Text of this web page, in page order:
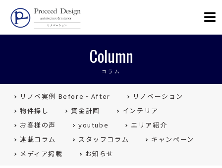
リノベーションを福岡で。
Column
コラム
リノベ実例 Before・After
リノベーション
物件探し
資金計画
インテリア
お客様の声
youtube
エリア紹介
連載コラム
スタッフコラム
キャンペーン
メディア掲載
お知らせ